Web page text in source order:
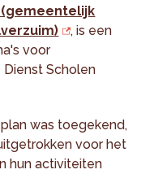
(gemeentelijk
, is een
voor
Scholen
was toegekend,
voor het
hun activiteiten